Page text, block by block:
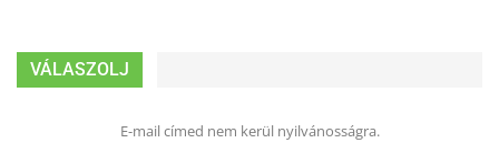
VÁLASZOLJ
E-mail címed nem kerül nyilvánosságra.